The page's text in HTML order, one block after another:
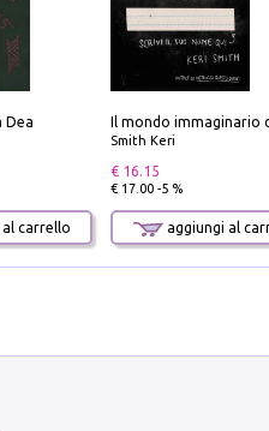
Dea
carrello
Il mondo immaginario
Smith Keri
€ 16.15
€ 17.00 -5 %
aggiungi al